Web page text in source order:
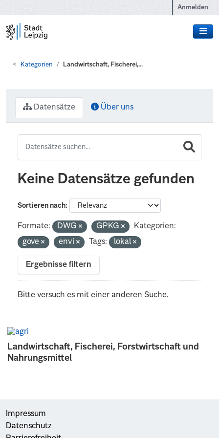
Anmelden
Kategorien Landwirtschaft, Fischerei,...
Landwirtschaft, Fischerei, Forstwirtschaft und
Nahrungsmittel
Datensätze Über uns
Keine Datensätze gefunden
Sortieren nach
Formate: DWG GPKG
Kategorien:
gove
envi Tags: lokal
Ergebnisse filtern
Bitte versuch es mit einer anderen Suche.
Impressum
Datenschutz